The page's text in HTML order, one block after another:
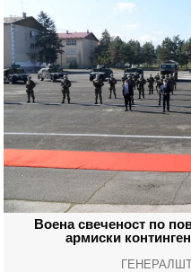
Воена свеченост по
армиски